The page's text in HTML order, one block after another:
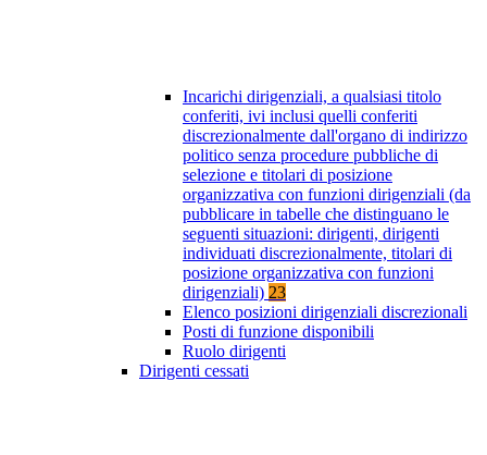
Incarichi dirigenziali, a qualsiasi titolo
conferiti, ivi inclusi quelli conferiti
discrezionalmente dall'organo di indirizzo
politico senza procedure pubbliche di
selezione e titolari di posizione
organizzativa con funzioni dirigenziali (da
pubblicare in tabelle che distinguano le
seguenti situazioni: dirigenti, dirigenti
individuati discrezionalmente, titolari di
posizione organizzativa con funzioni
dirigenziali) 23
Elenco posizioni dirigenziali discrezionali
Posti di funzione disponibili
Ruolo dirigenti
Dirigenti cessati